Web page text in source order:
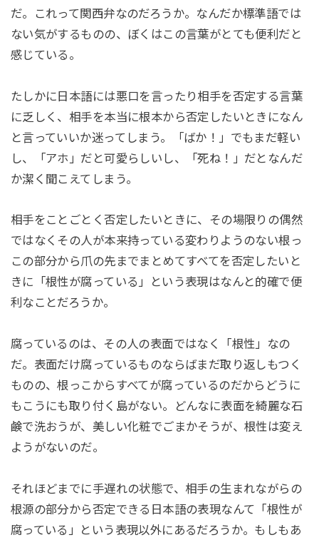
だ。これって関西弁なのだろうか。なんだか標準語では
ない気がするものの、ぼくはこの言葉がとても便利だと
感じている。
たしかに日本語には悪口を言ったり相手を否定する言葉
に乏しく、相手を本当に根本から否定したいときになん
と言っていいか迷ってしまう。「ばか！」でもまだ軽い
し、「アホ」だと可愛らしいし、「死ね！」だとなんだ
か潔く聞こえてしまう。
相手をことごとく否定したいときに、その場限りの偶然
ではなくその人が本来持っている変わりようのない根っ
この部分から爪の先までまとめてすべてを否定したいと
きに「根性が腐っている」という表現はなんと的確で便
利なことだろうか。
腐っているのは、その人の表面ではなく「根性」なの
だ。表面だけ腐っているものならばまだ取り返しもつく
ものの、根っこからすべてが腐っているのだからどうに
もこうにも取り付く島がない。どんなに表面を綺麗な石
鹸で洗おうが、美しい化粧でごまかそうが、根性は変え
ようがないのだ。
それほどまでに手遅れの状態で、相手の生まれながらの
根源の部分から否定できる日本語の表現なんて「根性が
腐っている」という表現以外にあるだろうか。もしもあ